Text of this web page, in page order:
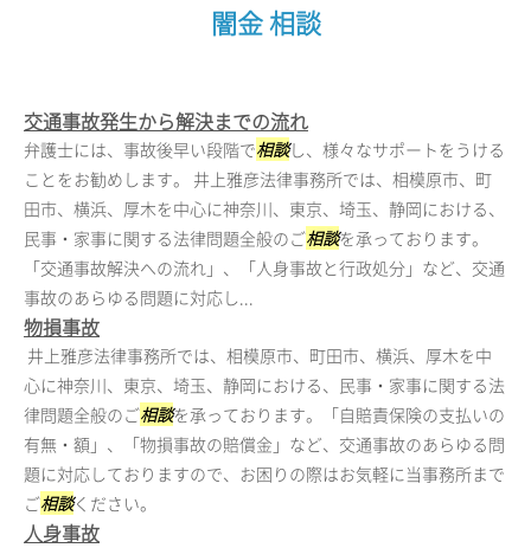
闇金 相談
交通事故発生から解決までの流れ
弁護士には、事故後早い段階で相談し、様々なサポートをうける
ことをお勧めします。 井上雅彦法律事務所では、相模原市、町
田市、横浜、厚木を中心に神奈川、東京、埼玉、静岡における、
民事・家事に関する法律問題全般のご相談を承っております。
「交通事故解決への流れ」、「人身事故と行政処分」など、交通
事故のあらゆる問題に対応し...
物損事故
井上雅彦法律事務所では、相模原市、町田市、横浜、厚木を中
心に神奈川、東京、埼玉、静岡における、民事・家事に関する法
律問題全般のご相談を承っております。「自賠責保険の支払いの
有無・額」、「物損事故の賠償金」など、交通事故のあらゆる問
題に対応しておりますので、お困りの際はお気軽に当事務所まで
ご相談ください。
人身事故